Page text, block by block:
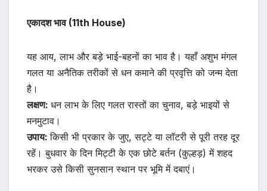
एकादश भाव (11th House)
यह आय, लाभ और बड़े भाई-बहनों का भाव है। यहाँ अशुभ मंगल
गलत या अनैतिक तरीकों से धन कमाने की प्रवृत्ति को जन्म देता
है।
लक्षण: धन लाभ के लिए गलत रास्तों का चुनाव, बड़े भाइयों से
मनमुटाव।
उपाय:किसी भी प्रकार के जुए, सट्टे या लॉटरी से पूरी तरह दूर
रहें। बुधवार के दिन मिट्टी के एक छोटे बर्तन (कुल्हड़) में शहद
भरकर उसे किसी सुनसान स्थान पर भूमि में दबाएं।